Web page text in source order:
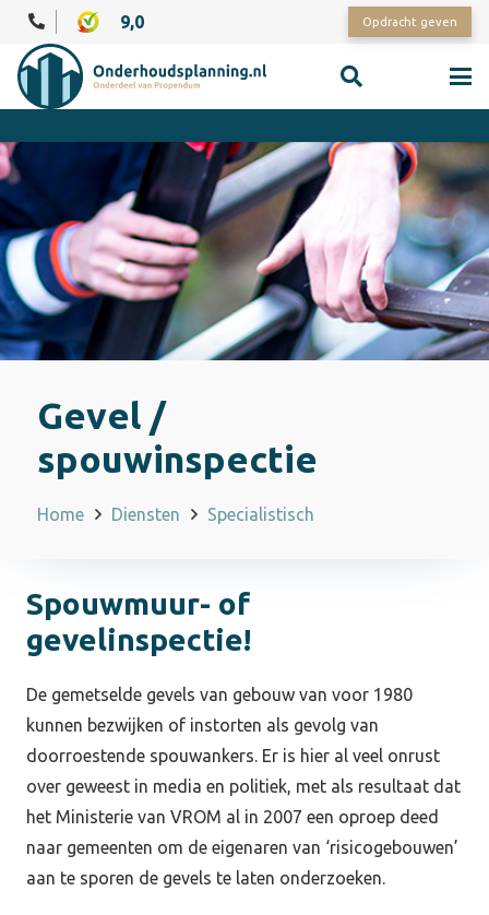
9,0 Opdracht geven
Gevel /
spouwinspectie
Home Diensten Specialistisch
Spouwmuur- of
gevelinspectie!
De gemetselde gevels van gebouw van voor 1980
kunnen bezwijken of instorten als gevolg van
doorroestende spouwankers. Er is hier al veel onrust
over geweest in media en politiek, met als resultaat dat
het Ministerie van VROM al in 2007 een oproep deed
naar gemeenten om de eigenaren van ‘risicogebouwen’
aan te sporen de gevels te laten onderzoeken.